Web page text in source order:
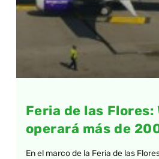
Feria de las Flores:
operará más de
En el marco de la Feria de las